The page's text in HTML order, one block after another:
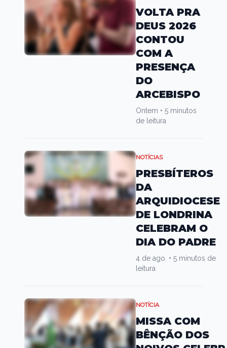
VOLTA PRA
DEUS 2026
CONTOU
COM A
PRESENÇA
DO
ARCEBISPO
Ontem • 5 minutos
de leitura
NOTÍCIAS
PRESBÍTEROS
DA
ARQUIDIOCESE
DE LONDRINA
CELEBRAM O
DIA DO PADRE
4 de ago. • 5 minutos de
leitura
NOTÍCIA
MISSA COM
BÊNÇÃO DOS